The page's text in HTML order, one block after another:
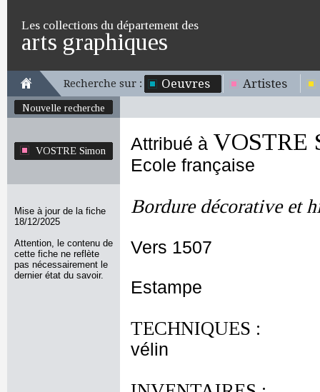
Les collections du département des
arts graphiques
Recherche sur : Oeuvres Artistes
Nouvelle recherche
VOSTRE Simon
Mise à jour de la fiche
18/12/2025
Attention, le contenu de
cette fiche ne reflète
pas nécessairement le
dernier état du savoir.
Attribué à VOSTRE
Ecole française
Bordure décorative et
Vers 1507
Estampe
TECHNIQUES :
vélin